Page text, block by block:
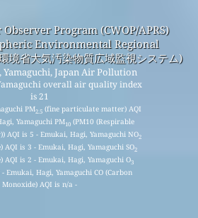
Program (CWOP/APRS)
Environmental Regional
境省大気汚染物質広域監視システム)
Yamaguchi, Japan Air Pollution
overall air quality index
is 21
PM2.5 (fine particulate matter) AQI
Yamaguchi PM10 (PM10 (Respirable
AQI is 5 - Emukai, Hagi, Yamaguchi NO2
AQI is 3 - Emukai, Hagi, Yamaguchi SO2
AQI is 2 - Emukai, Hagi, Yamaguchi O3
- Emukai, Hagi, Yamaguchi CO (Carbon
Monoxide) AQI is n/a -